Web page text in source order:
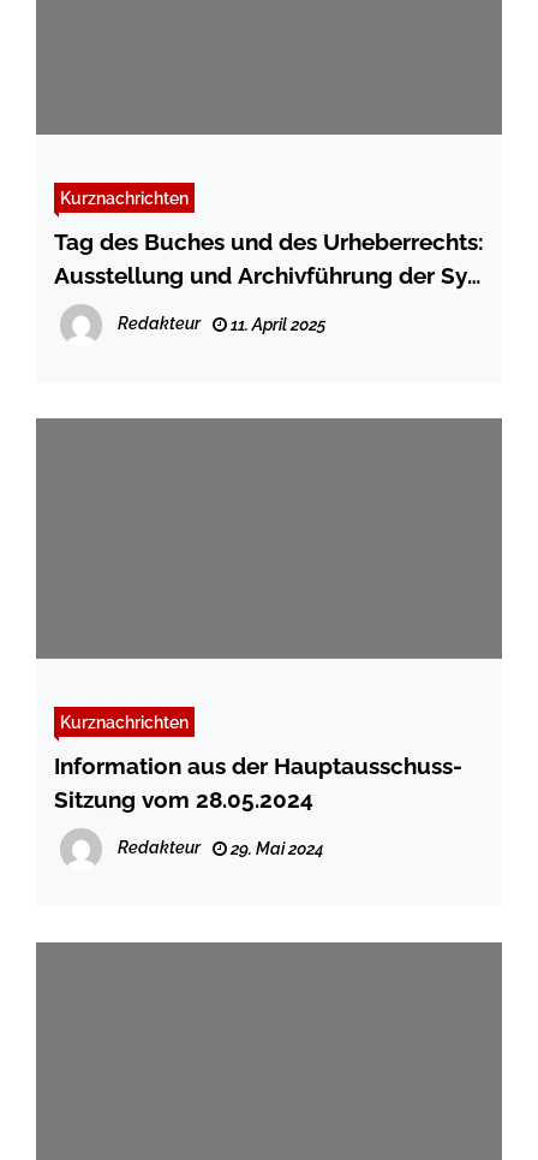
Kurznachrichten
Tag des Buches und des Urheberrechts:
Ausstellung und Archivführung der Sylt
Bibliothek und des Sylter Archivs
Redakteur 11. April 2025
Kurznachrichten
Information aus der Hauptausschuss-
Sitzung vom 28.05.2024
Redakteur 29. Mai 2024